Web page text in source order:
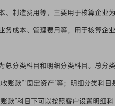
、制造费用等，主要用于核算企业
成本、管理费用等，用于核算企业
总分类科目和明细分类科目。总分
账款”“固定资产”等；明细分类科目
款”科目下可以按照客户设置明细科